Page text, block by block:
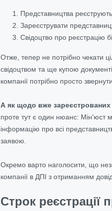
Представництва
Зареєструвати
Свідоцтво про реєстрацію
Отже, тепер не потрібно чекати
свідоцтвом та ще купою
компанії потрібно просто
А як щодо вже
проте тут є один нюанс: Мін'юст
інформацію про всі
заявою.
Окремо варто наголосити, що
компанії в ДПІ з отриманням
Строк реєстрації